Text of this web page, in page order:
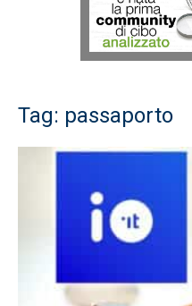
Tag: passaporto